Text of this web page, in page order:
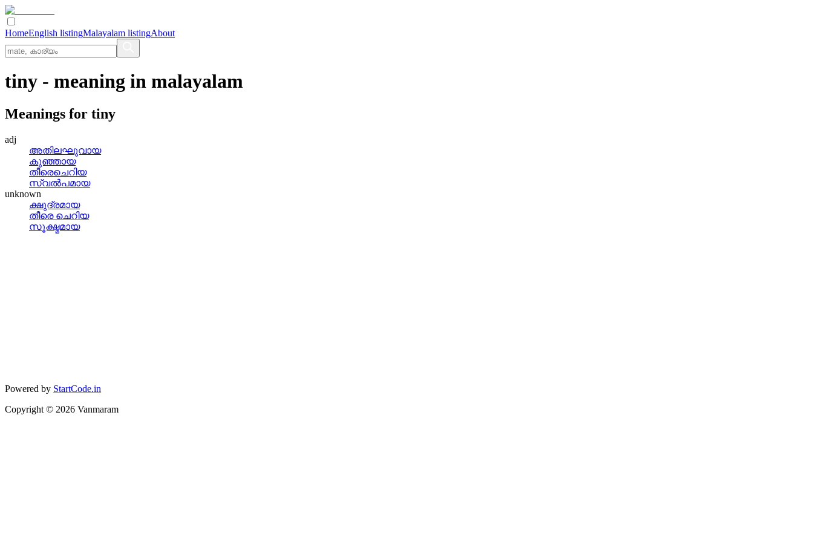
HomeEnglish listingMalayalam listingAbout
tiny - meaning in malayalam
Meanings for tiny
adj
അതിലഘുവായ
കുഞ്ഞായ
തീരെചെറിയ
സ്വല്‍പമായ
unknown
ക്ഷുദ്രമായ
തീരെ ചെറിയ
സൂക്ഷ്മമായ
Powered by StartCode.in
Copyright © 2026 Vanmaram